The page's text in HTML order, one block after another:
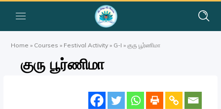
Home » Courses » Festival Activity » G-I »குரு பூர்ணிமா
குரு பூர்ணிமா